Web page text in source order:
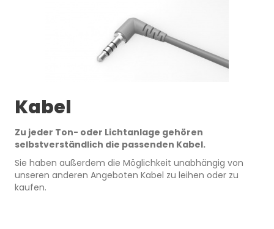
Kabel
Zu jeder Ton- oder Lichtanlage gehören
selbstverständlich die passenden Kabel.
Sie haben außerdem die Möglichkeit unabhängig von
unseren anderen Angeboten Kabel zu leihen oder zu
kaufen.